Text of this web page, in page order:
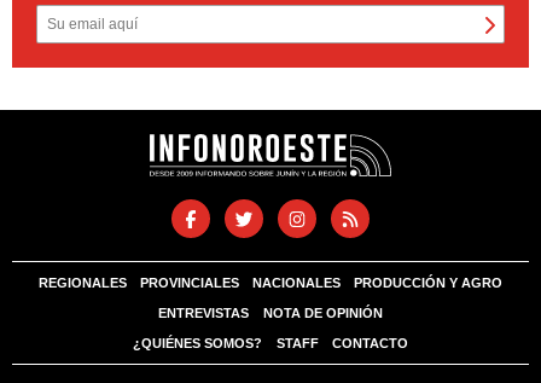
REGIONALES PROVINCIALES NACIONALES PRODUCCIÓN Y AGRO
ENTREVISTAS NOTA DE OPINIÓN
¿QUIÉNES SOMOS? STAFF CONTACTO